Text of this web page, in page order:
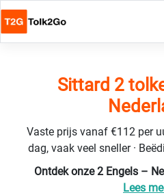
Sittard 2
Vaste prijs vanaf €112 per
dag, vaak veel sneller ·
Ontdek onze 2 Engels –
Lees